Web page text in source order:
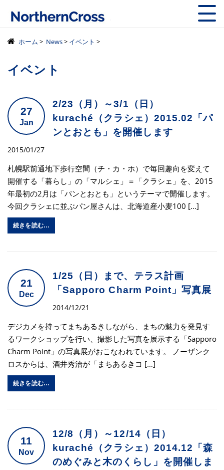
株式会社ノーザン
ホーム > News> イベント >
イベント
27
Jan
2/23（月）～3/1（日）
kuraché（クラシェ）2015.02「パ
ンとおとも」を開催します
2015/01/27
札幌駅前通地下歩行空間（チ・カ・ホ）で毎回趣向を変えて
開催する「暮らし」の「マルシェ」＝「クラシェ」を、2015
年最初の2月は「パンとおとも」というテーマで開催します。
今回クラシェに並ぶパン屋さんは、北海道産小麦100 […]
続きを読む…
21
Dec
1/25（日）まで、テラス計画
「Sapporo Charm Point」写真展
2014/12/21
デジカメを持ってまちあるきしながら、まちの魅力を発見す
るワークショップを行い、撮影した写真を展示する「Sapporo
Charm Point」の写真展がおこなわれています。 ノーザンク
ロスからは、酒井秀治が「まちあるきコ […]
続きを読む…
11
Nov
12/8（月）～12/14（日）
kuraché（クラシェ）2014.12「森
のめぐみと木のくらし」を開催しま